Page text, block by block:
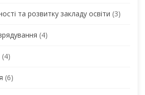
та розвитку закладу освіти (3)
(4)
(4)
(6)